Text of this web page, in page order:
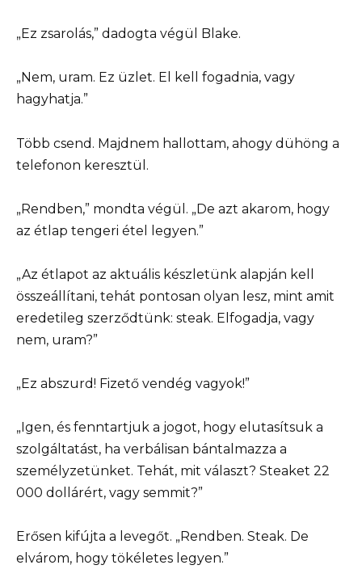
„Ez zsarolás,” dadogta végül Blake.
„Nem, uram. Ez üzlet. El kell fogadnia, vagy
hagyhatja.”
Több csend. Majdnem hallottam, ahogy dühöng a
telefonon keresztül.
„Rendben,” mondta végül. „De azt akarom, hogy
az étlap tengeri étel legyen.”
„Az étlapot az aktuális készletünk alapján kell
összeállítani, tehát pontosan olyan lesz, mint amit
eredetileg szerződtünk: steak. Elfogadja, vagy
nem, uram?”
„Ez abszurd! Fizető vendég vagyok!”
„Igen, és fenntartjuk a jogot, hogy elutasítsuk a
szolgáltatást, ha verbálisan bántalmazza a
személyzetünket. Tehát, mit választ? Steaket 22
000 dollárért, vagy semmit?”
Erősen kifújta a levegőt. „Rendben. Steak. De
elvárom, hogy tökéletes legyen.”